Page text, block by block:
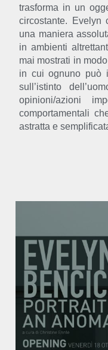
trasforma in un
circostante.
una maniera
in ambienti
mai mostrati in
in cui ognuno può
sull’istinto
opinioni/azioni
comportamentali
astratta e